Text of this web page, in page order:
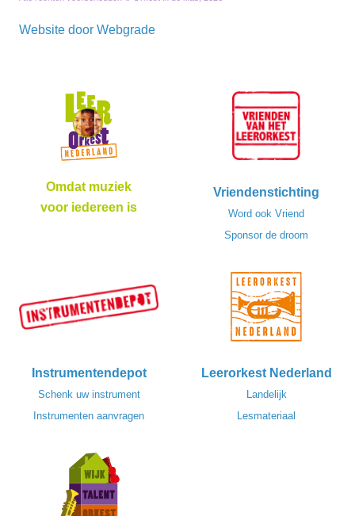
Omdat muziek
voor iedereen is
Vriendenstichting
Word ook Vriend
Sponsor de droom
Instrumentendepot
Schenk uw instrument
Instrumenten aanvragen
Leerorkest Nederland
Landelijk
Lesmateriaal
Website door Webgrade